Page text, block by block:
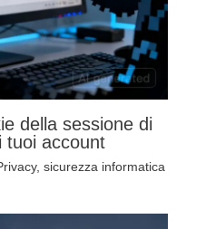
della sessione di
tuoi account
, sicurezza informatica